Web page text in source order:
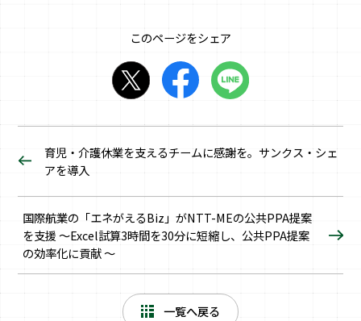
このページをシェア
育児・介護休業を支えるチームに感謝を。サンクス・シェ
アを導入
国際航業の「エネがえるBiz」がNTT-MEの公共PPA提案
を支援 〜Excel試算3時間を30分に短縮し、公共PPA提案
の効率化に貢献 ～
一覧へ戻る